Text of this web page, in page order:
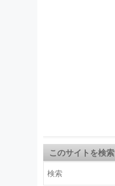
このサイトを検索